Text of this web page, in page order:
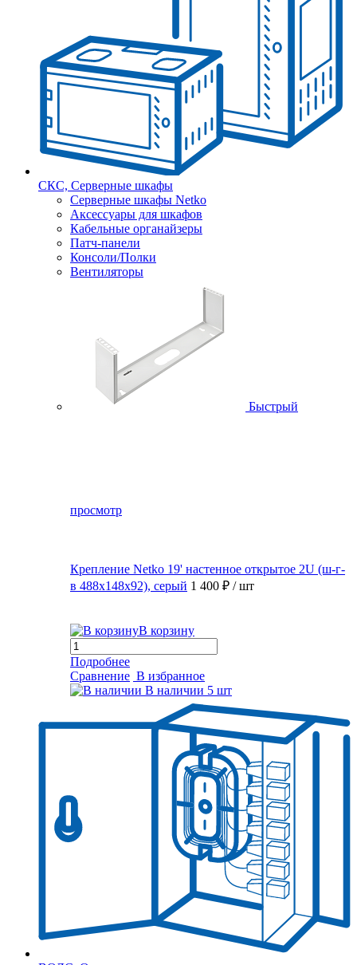
СКС, Серверные шкафы
Серверные шкафы Netko
Аксессуары для шкафов
Кабельные органайзеры
Патч-панели
Консоли/Полки
Вентиляторы
Быстрый
просмотр
Крепление Netko 19' настенное открытое 2U (ш-г-
в 488х148х92), серый 1 400 ₽ / шт
В корзину
Подробнее
Сравнение В избранное
В наличии 5 шт